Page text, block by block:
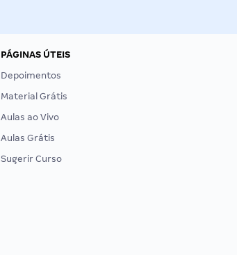
PÁGINAS ÚTEIS
Depoimentos
Material Grátis
Aulas ao Vivo
Aulas Grátis
Sugerir Curso